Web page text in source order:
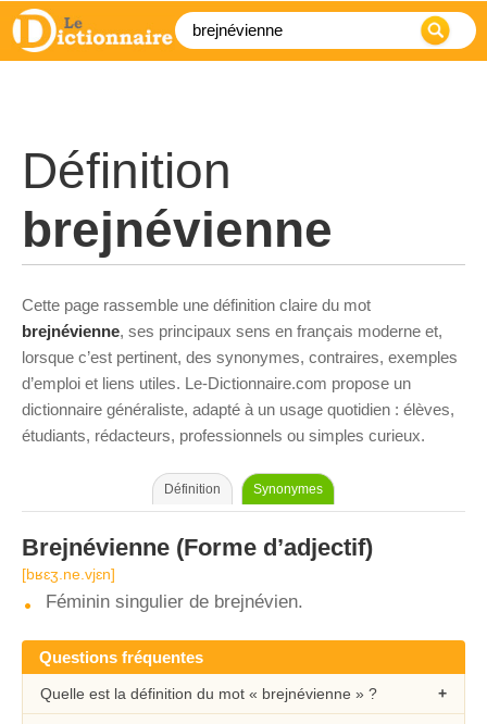
Définition
brejnévienne
Cette page rassemble une définition claire du mot
brejnévienne, ses principaux sens en français moderne et,
lorsque c’est pertinent, des synonymes, contraires, exemples
d’emploi et liens utiles. Le-Dictionnaire.com propose un
dictionnaire généraliste, adapté à un usage quotidien : élèves,
étudiants, rédacteurs, professionnels ou simples curieux.
Définition Synonymes
Brejnévienne (Forme d’adjectif)
[bʁɛʒ.ne.vjɛn]
Féminin singulier de brejnévien.
Questions fréquentes
Quelle est la définition du mot « brejnévienne » ?